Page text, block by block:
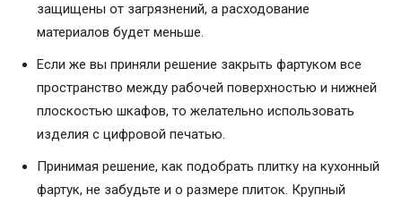
защищены от загрязнений, а расходование
материалов будет меньше.
Если же вы приняли решение закрыть фартуком все
пространство между рабочей поверхностью и нижней
плоскостью шкафов, то желательно использовать
изделия с цифровой печатью.
Принимая решение, как подобрать плитку на кухонный
фартук, не забудьте и о размере плиток. Крупный